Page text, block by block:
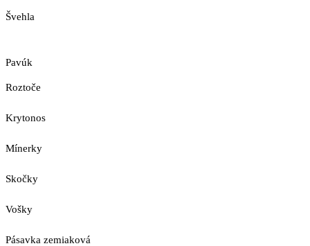
Švehla
Pavúk
Roztoče
Krytonos
Mínerky
Skočky
Vošky
Pásavka zemiaková